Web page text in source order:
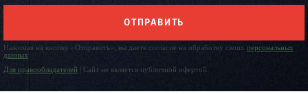
ОТПРАВИТЬ
Нажимая на кнопку «Отправить», вы даете согласие на обработку своих персональных
данных
Для правообладателей | Сайт не является публичной офертой.